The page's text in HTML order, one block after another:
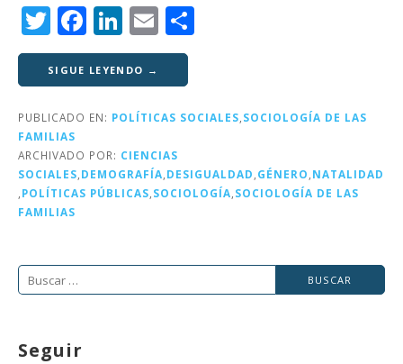
T
w
it
te
r
F
a
c
e
o
o
Li
n
k
e
n
E
m
ai
l p
rt
ir
SIGUE LEYENDO →
PUBLICADO EN: POLÍTICAS SOCIALES,SOCIOLOGÍA DE LAS
FAMILIAS
ARCHIVADO POR: CIENCIAS
SOCIALES,DEMOGRAFÍA,DESIGUALDAD,GÉNERO,NATALIDAD
,POLÍTICAS PÚBLICAS,SOCIOLOGÍA,SOCIOLOGÍA DE LAS
FAMILIAS
Buscar:
Seguir